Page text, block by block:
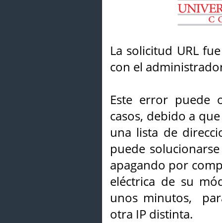
La solicitud URL
con el
Este error puede
casos, debido a
una lista de
puede
apagando por
eléctrica de su
unos minutos,
otra IP distinta.